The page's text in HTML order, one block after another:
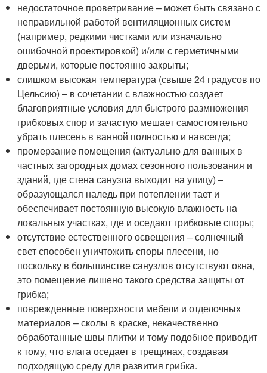
недостаточное проветривание – может быть связано с
неправильной работой вентиляционных систем
(например, редкими чистками или изначально
ошибочной проектировкой) и/или с герметичными
дверьми, которые постоянно закрыты;
слишком высокая температура (свыше 24 градусов по
Цельсию) – в сочетании с влажностью создает
благоприятные условия для быстрого размножения
грибковых спор и зачастую мешает самостоятельно
убрать плесень в ванной полностью и навсегда;
промерзание помещения (актуально для ванных в
частных загородных домах сезонного пользования и
зданий, где стена санузла выходит на улицу) –
образующаяся наледь при потеплении тает и
обеспечивает постоянную высокую влажность на
локальных участках, где и оседают грибковые споры;
отсутствие естественного освещения – солнечный
свет способен уничтожить споры плесени, но
поскольку в большинстве санузлов отсутствуют окна,
это помещение лишено такого средства защиты от
грибка;
поврежденные поверхности мебели и отделочных
материалов – сколы в краске, некачественно
обработанные швы плитки и тому подобное приводит
к тому, что влага оседает в трещинах, создавая
подходящую среду для развития грибка.